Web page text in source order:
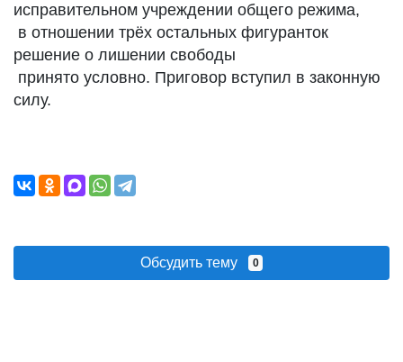
исправительном учреждении общего режима,
в отношении трёх остальных фигуранток
решение о лишении свободы
принято условно. Приговор вступил в законную
силу.
Обсудить тему 0